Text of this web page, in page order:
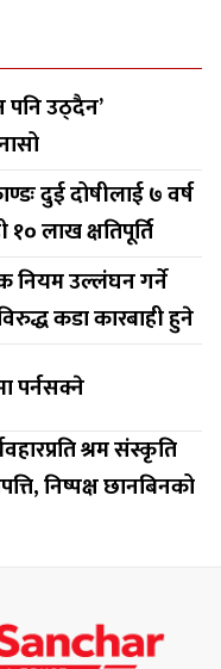
उठ्दैन’
दुई दोषीलाई ७ वर्ष
लाख क्षतिपूर्ति
नियम उल्लंघन गर्ने
कडा कारबाही हुने
पर्नसक्ने
श्रम संस्कृति
निष्पक्ष छानबिनको